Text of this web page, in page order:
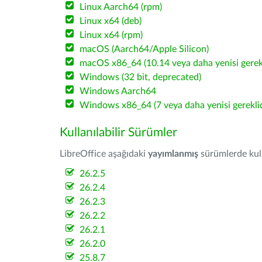
Linux Aarch64 (rpm)
Linux x64 (deb)
Linux x64 (rpm)
macOS (Aarch64/Apple Silicon)
macOS x86_64 (10.14 veya daha yenisi
Windows (32 bit, deprecated)
Windows Aarch64
Windows x86_64 (7 veya daha yenisi
Kullanılabilir Sürümler
LibreOffice aşağıdaki yayımlanmış sürümlerde
26.2.5
26.2.4
26.2.3
26.2.2
26.2.1
26.2.0
25.8.7